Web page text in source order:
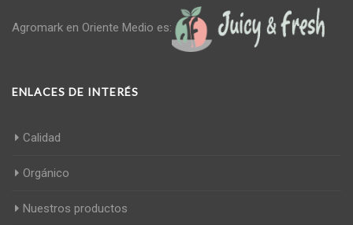
Agromark en Oriente Medio es:
ENLACES DE INTERÉS
Calidad
Orgánico
Nuestros productos